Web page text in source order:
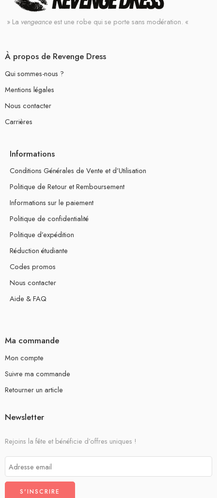
» La vengeance est une robe qui se porte sans modération. «
À propos de Revenge Dress
Qui sommes-nous ?
Mentions légales
Nous contacter
Carrières
Informations
Conditions Générales de Vente et d’Utilisation
Politique de Retour et Remboursement
Informations sur le paiement
Politique de confidentialité
Politique d’expédition
Réduction étudiante
Codes promos
Nous contacter
Aide & FAQ
Ma commande
Mon compte
Suivre ma commande
Retourner un article
Newsletter
Rejoins la fête et bénéficie d’offres uniques !